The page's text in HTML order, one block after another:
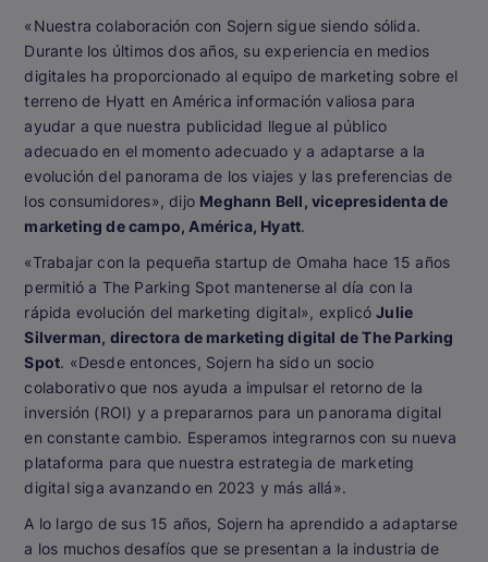
«Nuestra colaboración con Sojern sigue siendo sólida.
Durante los últimos dos años, su experiencia en medios
digitales ha proporcionado al equipo de marketing sobre el
terreno de Hyatt en América información valiosa para
ayudar a que nuestra publicidad llegue al público
adecuado en el momento adecuado y a adaptarse a la
evolución del panorama de los viajes y las preferencias de
los consumidores», dijo Meghann Bell, vicepresidenta de
marketing de campo, América, Hyatt.
«Trabajar con la pequeña startup de Omaha hace 15 años
permitió a The Parking Spot mantenerse al día con la
rápida evolución del marketing digital», explicóJulie
Silverman, directora de marketing digital de The Parking
Spot. «Desde entonces, Sojern ha sido un socio
colaborativo que nos ayuda a impulsar el retorno de la
inversión (ROI) y a prepararnos para un panorama digital
en constante cambio. Esperamos integrarnos con su nueva
plataforma para que nuestra estrategia de marketing
digital siga avanzando en 2023 y más allá».
A lo largo de sus 15 años, Sojern ha aprendido a adaptarse
a los muchos desafíos que se presentan a la industria de